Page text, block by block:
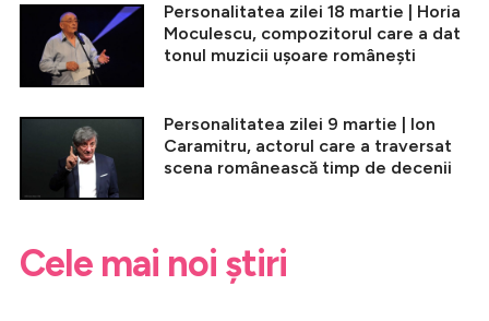
Personalitatea zilei 18 martie | Horia
Moculescu, compozitorul care a dat
tonul muzicii ușoare românești
Personalitatea zilei 9 martie | Ion
Caramitru, actorul care a traversat
scena românească timp de decenii
Cele mai noi știri